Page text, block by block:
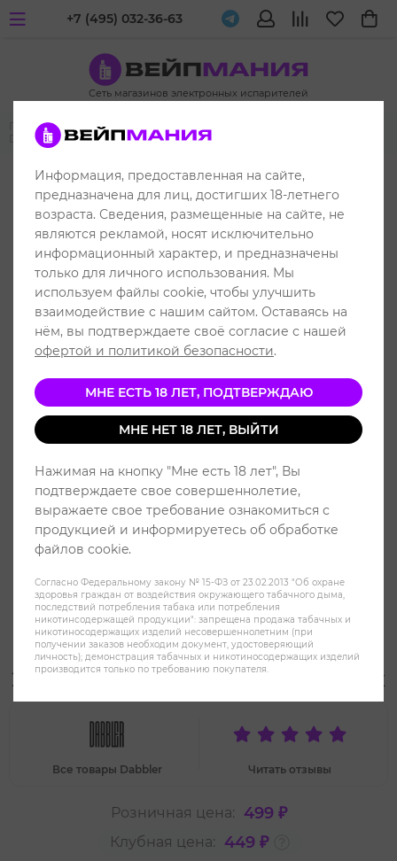
Сеть магазинов электронных испарителей
+7 (495) 032-36-63
Главная
Жидкости для вейпа и электронных испарителей
Dabbler
Dabbler Salt (chubby)
Жидкость Dabbler Salt (chubby)
2% ULTRA 30 ml - Кофейный табак
Все товары Dabbler Читать отзывы
Розничная цена: 499 ₽
Клубная цена: 449 ₽
Информация, предоставленная на сайте,
предназначена для лиц, достигших 18-летнего
возраста. Сведения, размещенные на сайте, не
являются рекламой, носят исключительно
информационный характер, и предназначены
только для личного использования. Мы
используем файлы cookie, чтобы улучшить
взаимодействие с нашим сайтом. Оставаясь на
нём, вы подтверждаете своё согласие с нашей
офертой и политикой безопасности.
МНЕ ЕСТЬ 18 ЛЕТ, ПОДТВЕРЖДАЮ
МНЕ НЕТ 18 ЛЕТ, ВЫЙТИ
Нажимая на кнопку "Мне есть 18 лет", Вы
подтверждаете свое совершеннолетие,
выражаете свое требование ознакомиться с
продукцией и информируетесь об обработке
файлов cookie.
Согласно Федеральному закону № 15-ФЗ от 23.02.2013 "Об охране
здоровья граждан от воздействия окружающего табачного дыма,
последствий потребления табака или потребления
никотинсодержащей продукции": запрещена продажа табачных и
никотиносодержащих изделий несовершеннолетним (при
получении заказов необходим документ, удостоверяющий
личность); демонстрация табачных и никотиносодержащих изделий
производится только по требованию покупателя.